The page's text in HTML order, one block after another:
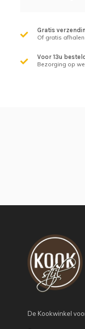
Gratis
Of gratis
Voor 13u
Bezorging op
De Kookwinkel